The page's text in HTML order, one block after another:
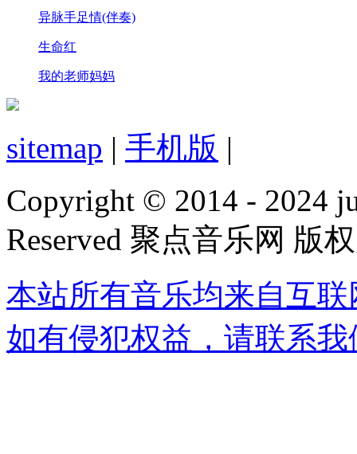
异脉手足情(伴奏)
生命红
我的老师妈妈
sitemap | 手机版 |
Copyright © 2014 - 2024
Reserved 聚点音乐网 版
本站所有音乐均来自互
如有侵犯权益，请联系